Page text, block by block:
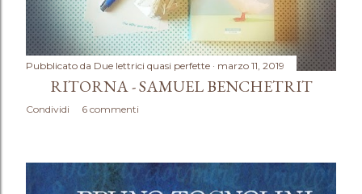
Pubblicato da Due lettrici quasi perfette marzo 11, 2019
RITORNA - SAMUEL BENCHETRIT
Condividi 6 commenti